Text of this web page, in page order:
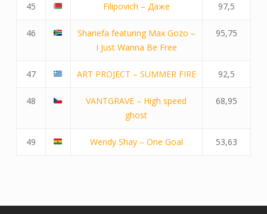
45 Filipovich – Даже 97,5
46
Shariefa featuring Max Gozo –
I Just Wanna Be Free
95,75
47 ART PROJECT – SUMMER FIRE 92,5
48
VANTGRAVE – High speed
ghost
68,95
49 Wendy Shay – One Goal 53,63